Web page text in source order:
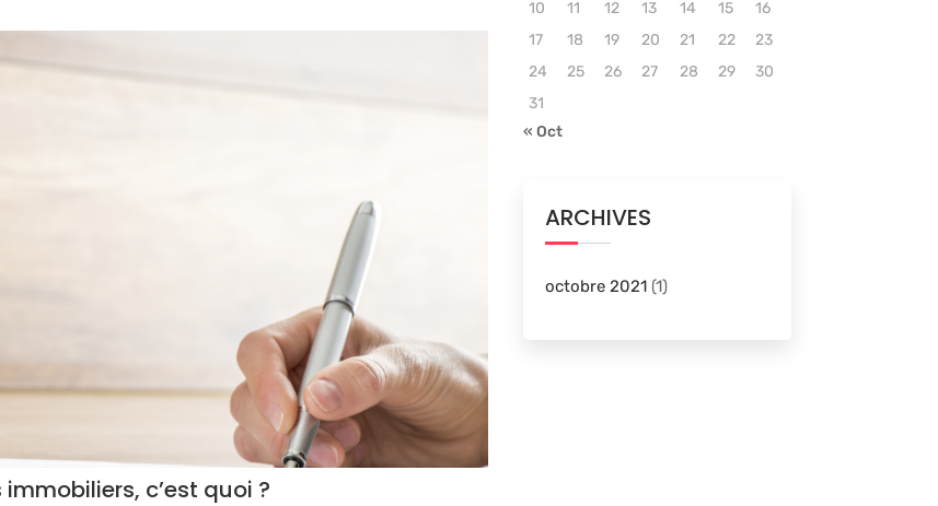
c’est quoi ?
10 11 12 13 14 15
16
17
18 19 20 21 22
23
24
25 26 27 28 29
30
31
« Oct
ARCHIVES
octobre 2021(1)